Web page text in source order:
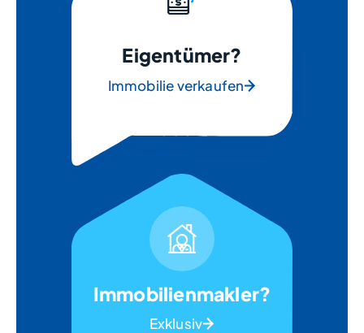
Eigentümer?
Immobilie verkaufen
Immobilienmakler?
Exklusiv